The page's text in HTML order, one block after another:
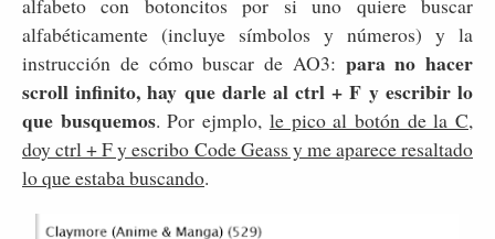
alfabéticamente (incluye símbolos y números) y la
instrucción de cómo buscar de AO3: para no hacer
scroll infinito, hay que darle al ctrl + F y escribir lo
que busquemos. Por ejmplo, le pico al botón de la C,
doy ctrl + F y escribo Code Geass y me aparece resaltado
lo que estaba buscando.